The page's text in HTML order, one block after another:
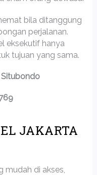
bila ditanggung
perjalanan.
eksekutif hanya
tujuan yang sama.
JAKARTA
mudah di akses,